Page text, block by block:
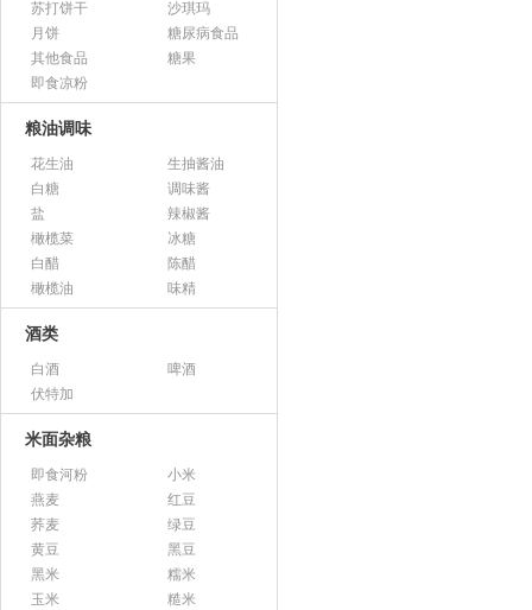
苏打饼干
沙琪玛
月饼
糖尿病食品
其他食品
糖果
即食凉粉
粮油调味
花生油
生抽酱油
白糖
调味酱
盐
辣椒酱
橄榄菜
冰糖
白醋
陈醋
橄榄油
味精
酒类
白酒
啤酒
伏特加
米面杂粮
即食河粉
小米
燕麦
红豆
荞麦
绿豆
黄豆
黑豆
黑米
糯米
玉米
糙米